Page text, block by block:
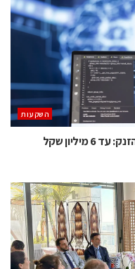
השקעות
רשות החדשנות מגדילה את מענקי קרן ההזנק: עד 6 מיליון שקל